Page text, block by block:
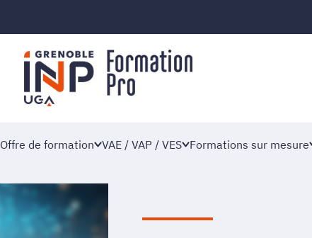
Offre de formation VAE / VAP / VES Formations sur mesure